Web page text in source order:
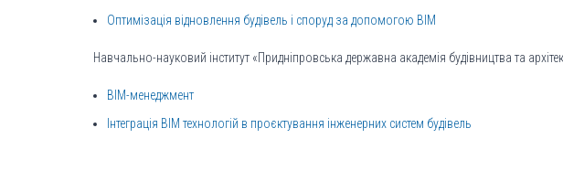
Оптимізація відновлення будівель і споруд за допомогою BIM
Навчально-науковий інститут «Придніпровська державна академія будівництва та
ВІМ-менеджмент
Інтеграція ВІМ технологій в проєктування інженерних систем будівель